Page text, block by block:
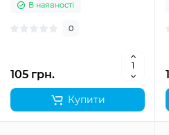
В наявності
0
105 грн.
Купити